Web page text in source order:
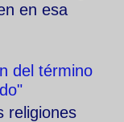
en esa
del término
religiones